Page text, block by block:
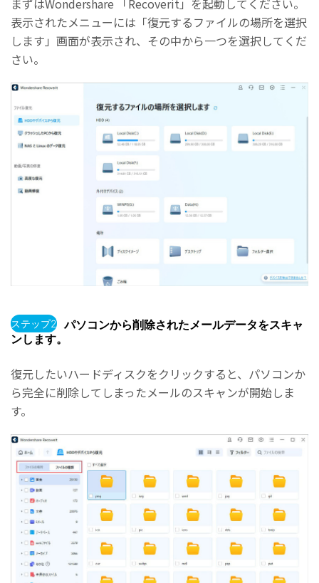
表示されたメニューには「復元するファイルの場所を選択
します」画面が表示され、その中から一つを選択してくだ
さい。
ステップ2 パソコンから削除されたメールデータをスキャ
ンします。
復元したいハードディスクをクリックすると、パソコンか
ら完全に削除してしまったメールのスキャンが開始しま
す。